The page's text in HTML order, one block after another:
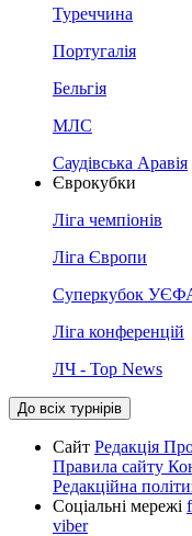
Туреччина
Португалія
Бельгія
МЛС
Саудівська Аравія
Єврокубки
Ліга чемпіонів
Ліга Європи
Суперкубок
Ліга конференцій
ЛЧ - Top News
До всіх турнірів
Сайт Редакція
Правила сайту
Редакційна
Соціальні мережі
viber